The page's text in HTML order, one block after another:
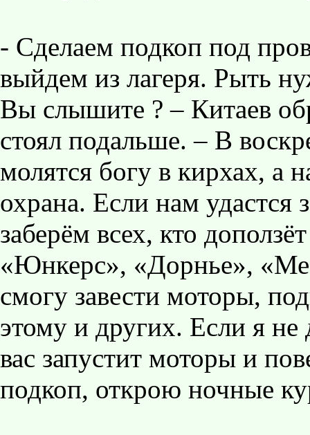
- Сделаем подкоп под
выйдем из лагеря. Рыть
Вы слышите ? – Китаев
стоял подальше. – В
молятся богу в кирхах, а
охрана. Если нам
заберём всех, кто
«Юнкерс», «Дорнье»,
смогу завести моторы,
этому и других. Если я не
вас запустит моторы и
подкоп, открою ночные